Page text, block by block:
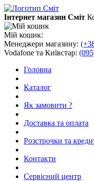
Інтернет магазин Сміт
Мій кошик:
Менеджери магазину:
Vodafone та Київстар:
Головна
Каталог
Як замовити ?
Доставка та оплата
Розстрочки та
Контакти
Сервісний центр